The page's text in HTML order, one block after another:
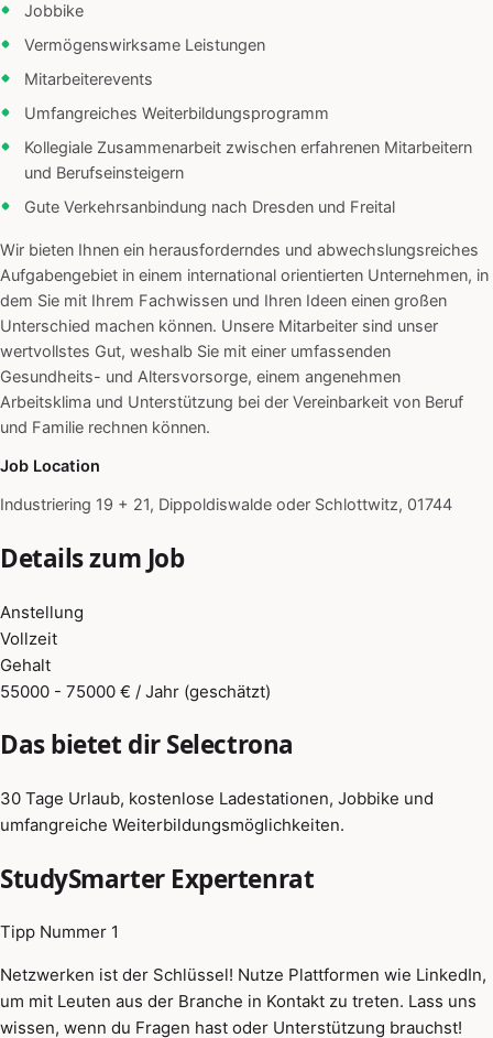
Jobbike
Vermögenswirksame Leistungen
Mitarbeiterevents
Umfangreiches Weiterbildungsprogramm
Kollegiale Zusammenarbeit zwischen erfahrenen Mitarbeitern
und Berufseinsteigern
Gute Verkehrsanbindung nach Dresden und Freital
Wir bieten Ihnen ein herausforderndes und abwechslungsreiches
Aufgabengebiet in einem international orientierten Unternehmen, in
dem Sie mit Ihrem Fachwissen und Ihren Ideen einen großen
Unterschied machen können. Unsere Mitarbeiter sind unser
wertvollstes Gut, weshalb Sie mit einer umfassenden
Gesundheits- und Altersvorsorge, einem angenehmen
Arbeitsklima und Unterstützung bei der Vereinbarkeit von Beruf
und Familie rechnen können.
Job Location
Industriering 19 + 21, Dippoldiswalde oder Schlottwitz, 01744
Details zum Job
Anstellung
Vollzeit
Gehalt
55000 - 75000 € / Jahr (geschätzt)
Das bietet dir Selectrona
30 Tage Urlaub, kostenlose Ladestationen, Jobbike und
umfangreiche Weiterbildungsmöglichkeiten.
StudySmarter Expertenrat
Tipp Nummer 1
Netzwerken ist der Schlüssel! Nutze Plattformen wie LinkedIn,
um mit Leuten aus der Branche in Kontakt zu treten. Lass uns
wissen, wenn du Fragen hast oder Unterstützung brauchst!